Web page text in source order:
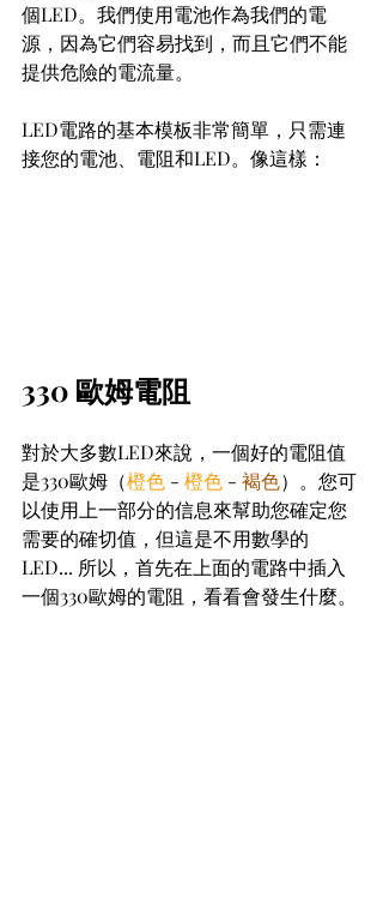
個LED。我們使用電池作為我們的電
源，因為它們容易找到，而且它們不能
提供危險的電流量。
LED電路的基本模板非常簡單，只需連
接您的電池、電阻和LED。像這樣：
330 歐姆電阻
對於大多數LED來說，一個好的電阻值
是330歐姆（橙色 - 橙色 - 褐色）。您可
以使用上一部分的信息來幫助您確定您
需要的確切值，但這是不用數學的
LED... 所以，首先在上面的電路中插入
一個330歐姆的電阻，看看會發生什麼。